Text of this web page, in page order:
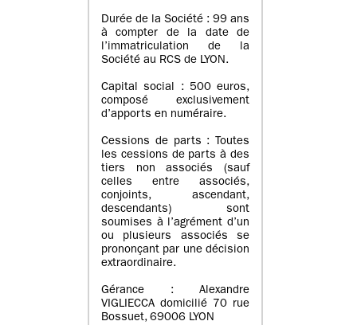
Durée de la Société : 99 ans
à compter de la date de
l’immatriculation de la
Société au RCS de LYON.
Capital social : 500 euros,
composé exclusivement
d’apports en numéraire.
Cessions de parts : Toutes
les cessions de parts à des
tiers non associés (sauf
celles entre associés,
conjoints, ascendant,
descendants) sont
soumises à l’agrément d’un
ou plusieurs associés se
prononçant par une décision
extraordinaire.
Gérance : Alexandre
VIGLIECCA domicilié 70 rue
Bossuet, 69006 LYON